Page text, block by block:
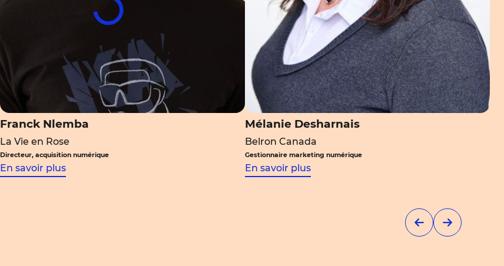
Franck Nlemba
La Vie en Rose
Directeur, acquisition numérique
En savoir plus
Mélanie Desharnais
Belron Canada
Gestionnaire marketing numérique
En savoir plus